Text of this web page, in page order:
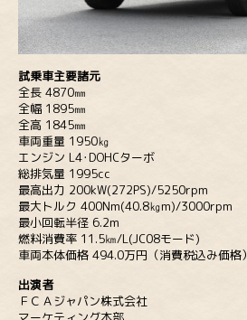
試乗車主要諸元
全長 4870㎜
全幅 1895㎜
全高 1845㎜
車両重量 1950㎏
エンジン L4･DOHCターボ
総排気量 1995cc
最高出力 200kW(272PS)/5250rpm
最大トルク 400Nm(40.8㎏m)/3000rpm
最小回転半径 6.2m
燃料消費率 11.5㎞/L(JC08モード)
車両本体価格 494.0万円（消費税込み価格）
出演者
ＦＣＡジャパン株式会社